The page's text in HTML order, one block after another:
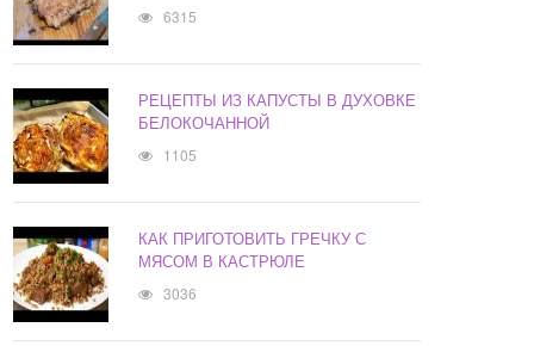
6315
РЕЦЕПТЫ ИЗ КАПУСТЫ В ДУХОВКЕ
БЕЛОКОЧАННОЙ
1105
КАК ПРИГОТОВИТЬ ГРЕЧКУ С
МЯСОМ В КАСТРЮЛЕ
3036